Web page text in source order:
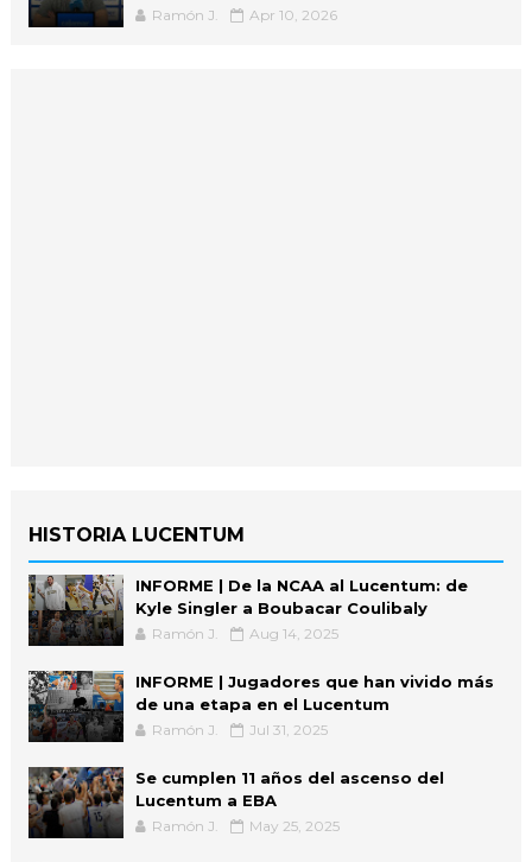
Ramón J. Apr 10, 2026
HISTORIA LUCENTUM
INFORME | De la NCAA al Lucentum: de
Kyle Singler a Boubacar Coulibaly
Ramón J. Aug 14, 2025
INFORME | Jugadores que han vivido más
de una etapa en el Lucentum
Ramón J. Jul 31, 2025
Se cumplen 11 años del ascenso del
Lucentum a EBA
Ramón J. May 25, 2025